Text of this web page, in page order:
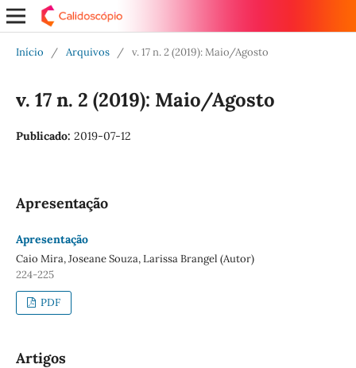
Início / Arquivos / v. 17 n. 2 (2019): Maio/Agosto
v. 17 n. 2 (2019): Maio/Agosto
Publicado: 2019-07-12
Apresentação
Apresentação
Caio Mira, Joseane Souza, Larissa Brangel (Autor)
224-225
PDF
Artigos